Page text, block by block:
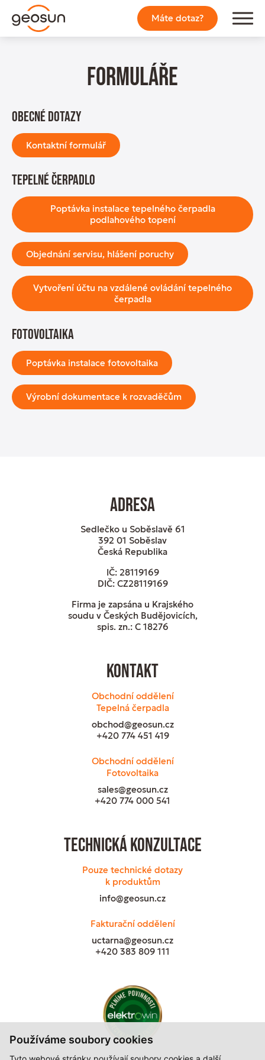
Používáme soubory cookies
Máte dotaz?
Formuláře
Obecné dotazy
Kontaktní formulář
Tepelné čerpadlo
Poptávka instalace tepelného čerpadla
podlahového topení
Objednání servisu, hlášení poruchy
Vytvoření účtu na vzdálené ovládání tepelného
čerpadla
Fotovoltaika
Poptávka instalace fotovoltaika
Výrobní dokumentace k rozvaděčům
Adresa
Sedlečko u Soběslavě 61
392 01 Soběslav
Česká Republika
IČ: 28119169
DIČ: CZ28119169
Firma je zapsána u Krajského
soudu v Českých Budějovicích,
spis. zn.: C 18276
Kontakt
Obchodní oddělení
Tepelná čerpadla
obchod@geosun.cz
+420 774 451 419
Obchodní oddělení
Fotovoltaika
sales@geosun.cz
+420 774 000 541
Technická konzultace
Pouze technické dotazy
k produktům
info@geosun.cz
Fakturační oddělení
uctarna@geosun.cz
+420 383 809 111